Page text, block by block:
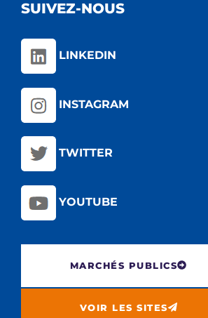
SUIVEZ-NOUS
LINKEDIN
INSTAGRAM
TWITTER
YOUTUBE
MARCHÉS PUBLICS
VOIR LES SITES